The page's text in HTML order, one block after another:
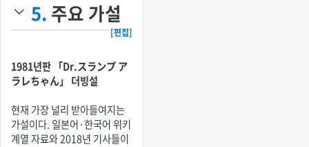
5. 주요 가설
[편집]
1981년판 「Dr.スランプ ア
ラレちゃん」 더빙설
현재 가장 널리 받아들여지는
가설이다. 일본어·한국어 위키
계열 자료와 2018년 기사들이